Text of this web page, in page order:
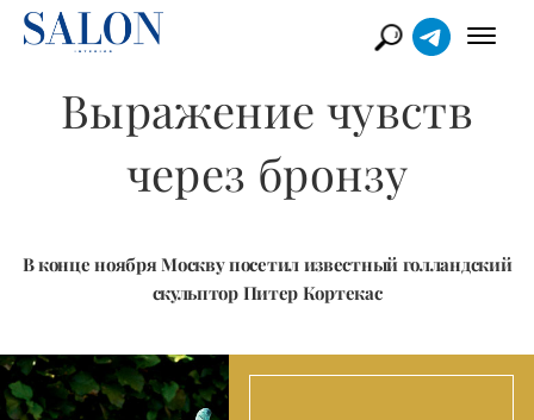
Выражение чувств
через бронзу
В конце ноября Москву посетил известный голландский
скульптор Питер Кортекас